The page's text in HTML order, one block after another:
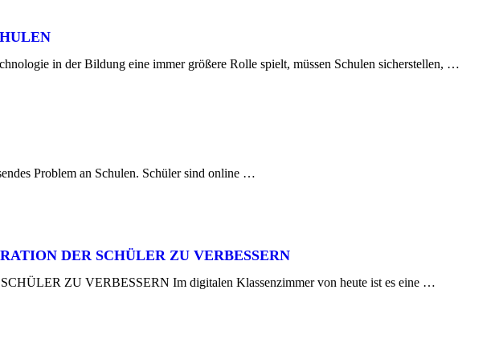
in der Bildung eine immer größere Rolle spielt, müssen Schulen sicherstellen, …
Problem an Schulen. Schüler sind online …
DER SCHÜLER ZU VERBESSERN
ZU VERBESSERN Im digitalen Klassenzimmer von heute ist es eine …